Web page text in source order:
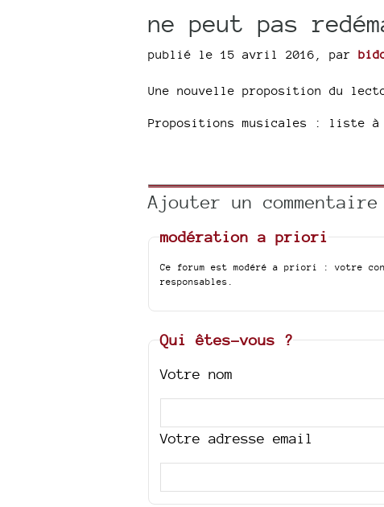
ne peut pas
publié le 15 avril 2016 par
Une nouvelle proposition du
Propositions musicales : liste à
Ajouter un commentaire
modération a priori
Ce forum est modéré a priori : votre
responsables.
Qui êtes-vous ?
Votre nom
Votre adresse email